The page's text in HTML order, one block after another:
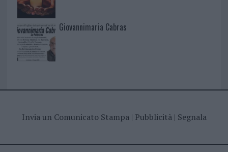
Giovannimaria Cabras
Invia un Comunicato Stampa| Pubblicità| Segnala